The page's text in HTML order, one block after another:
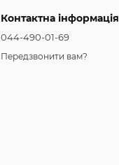
Контактна інформація
044-490-01-69
Передзвонити вам?